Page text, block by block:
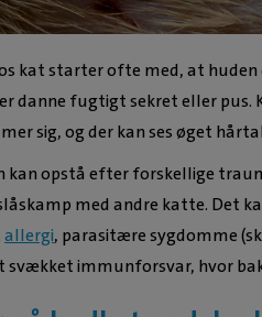
kat starter ofte med, at huden
danne fugtigt sekret eller
sig, og der kan ses øget
kan opstå efter forskellige
med andre katte. Det
allergi, parasitære sygdomme
svækket immunforsvar, hvor